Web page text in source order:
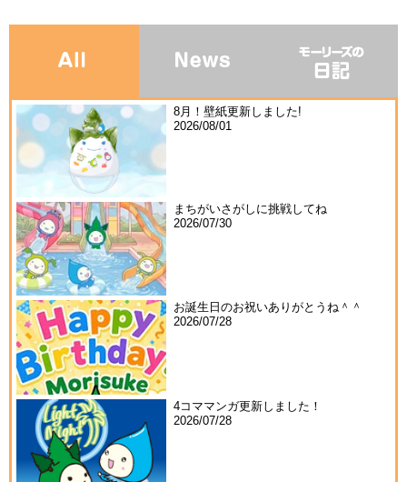
8月！壁紙更新しました!
2026/08/01
まちがいさがしに挑戦してね
2026/07/30
お誕生日のお祝いありがとうね＾＾
2026/07/28
4コママンガ更新しました！
2026/07/28